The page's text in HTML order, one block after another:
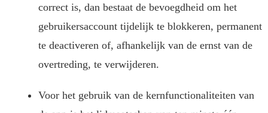
correct is, dan bestaat de bevoegdheid om het
gebruikersaccount tijdelijk te blokkeren, permanent
te deactiveren of, afhankelijk van de ernst van de
overtreding, te verwijderen.
Voor het gebruik van de kernfunctionaliteiten van